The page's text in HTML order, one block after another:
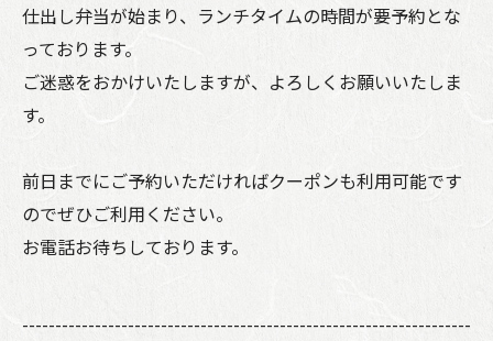
仕出し弁当が始まり、ランチタイムの時間が要予約とな
っております。
ご迷惑をおかけいたしますが、よろしくお願いいたしま
す。
前日までにご予約いただければクーポンも利用可能です
のでぜひご利用ください。
お電話お待ちしております。
--------------------------------------------------------------------